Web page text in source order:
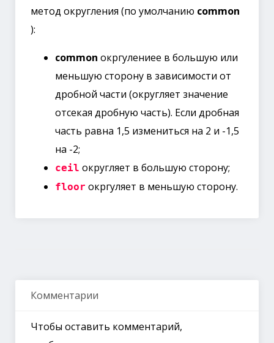
метод округления (по умолчанию common
):
common окргулениее в большую или
меньшую сторону в зависимости от
дробной части (округляет значение
отсекая дробную часть). Если дробная
часть равна 1,5 измениться на 2 и -1,5
на -2;
ceil округляет в большую сторону;
floor окргуляет в меньшую сторону.
Комментарии
Чтобы оставить комментарий,